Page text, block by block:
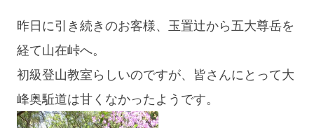
B&B Cafe ほんぐう
くまのエクスペリエンス
昨日に引き続きのお客様、玉置辻から五大尊岳を
経て山在峠へ。
初級登山教室らしいのですが、皆さんにとって大
峰奥駈道は甘くなかったようです。